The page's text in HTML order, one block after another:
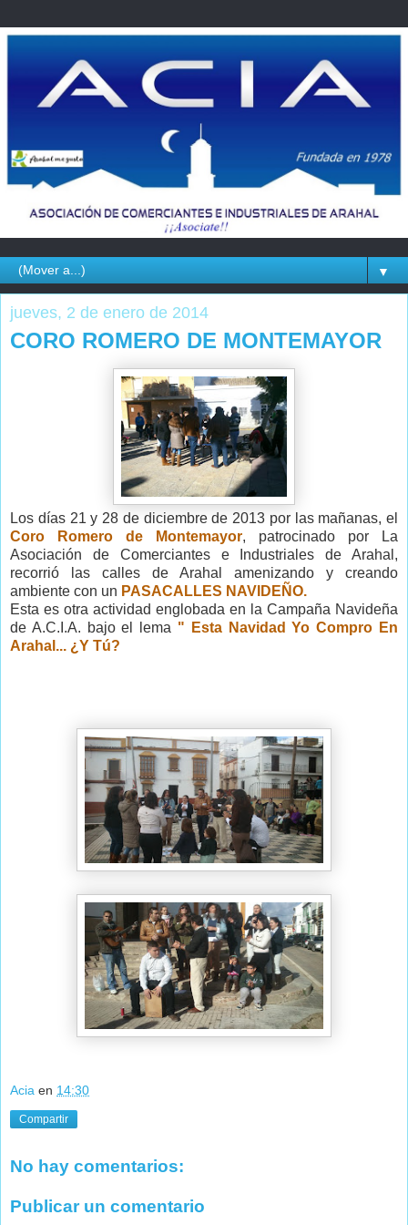
▼
jueves, 2 de enero de 2014
CORO ROMERO DE MONTEMAYOR
Los días 21 y 28 de diciembre de 2013 por las mañanas, el
Coro Romero de Montemayor, patrocinado por La
Asociación de Comerciantes e Industriales de Arahal,
recorrió las calles de Arahal amenizando y creando
ambiente con un PASACALLES NAVIDEÑO.
Esta es otra actividad englobada en la Campaña Navideña
de A.C.I.A. bajo el lema " Esta Navidad Yo Compro En
Arahal... ¿Y Tú?
Acia en 14:30
Compartir
No hay comentarios:
Publicar un comentario